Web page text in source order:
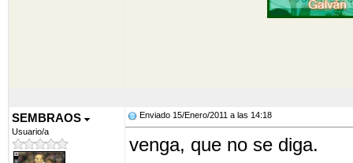
Gamper(2), Homenaje
SEMBRAOS
Usuario/a
Enviado 15/Enero/2011 a las 14:18
venga, que no se diga.